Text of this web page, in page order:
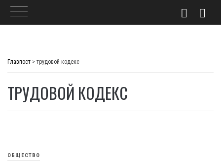
Главпост > трудовой кодекс
ТРУДОВОЙ КОДЕКС
ОБЩЕСТВО